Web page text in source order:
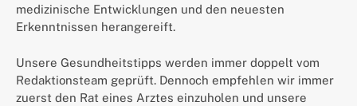
medizinische Entwicklungen und den neuesten
Erkenntnissen herangereift.
Unsere Gesundheitstipps werden immer doppelt vom
Redaktionsteam geprüft. Dennoch empfehlen wir immer
zuerst den Rat eines Arztes einzuholen und unsere